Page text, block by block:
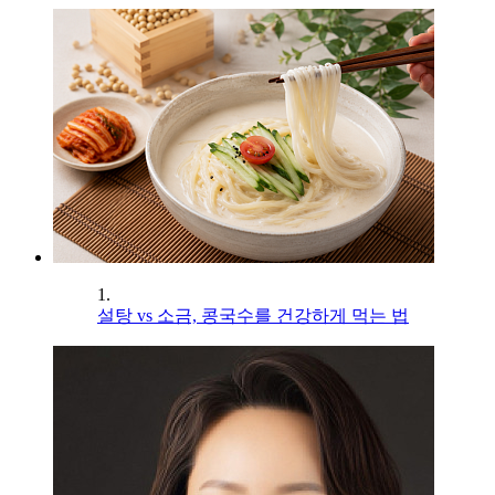
1.
설탕 vs 소금, 콩국수를 건강하게 먹는 법